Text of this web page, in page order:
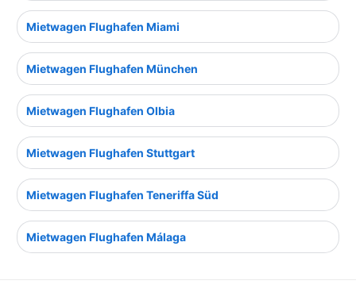
Mietwagen Flughafen Miami
Mietwagen Flughafen München
Mietwagen Flughafen Olbia
Mietwagen Flughafen Stuttgart
Mietwagen Flughafen Teneriffa Süd
Mietwagen Flughafen Málaga